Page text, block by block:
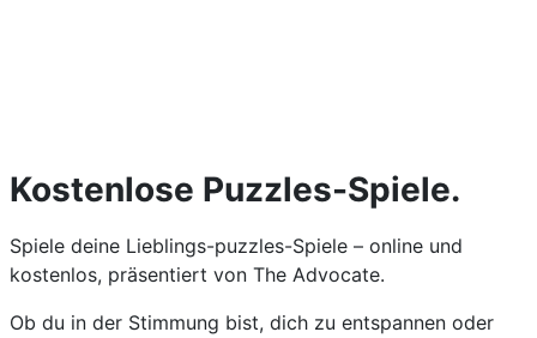
Kostenlose Puzzles-Spiele.
Spiele deine Lieblings-puzzles-Spiele – online und
kostenlos, präsentiert von The Advocate.
Ob du in der Stimmung bist, dich zu entspannen oder